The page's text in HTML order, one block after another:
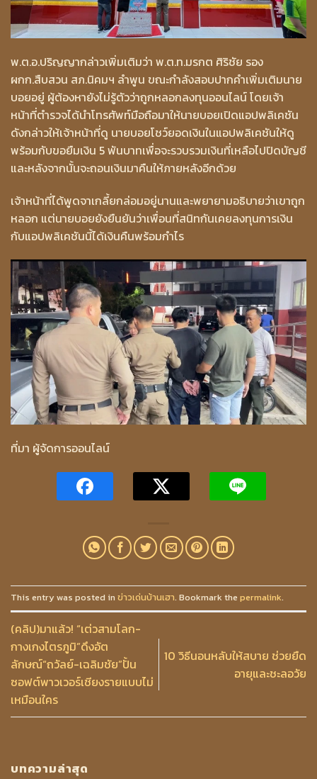
พ.ต.อ.ปริญญากล่าวเพิ่มเติมว่า พ.ต.ท.มรกต ศิริชัย รอง
ผกก.สืบสวน สภ.นิคมฯ ลำพูน ขณะกำลังสอบปากคำเพิ่มเติมนาย
บอยอยู่ ผู้ต้องหายังไม่รู้ตัวว่าถูกหลอกลงทุนออนไลน์ โดยเจ้า
หน้าที่ตำรวจได้นำโทรศัพท์มือถือมาให้นายบอยเปิดแอปพลิเคชัน
ดังกล่าวให้เจ้าหน้าที่ดู นายบอยโชว์ยอดเงินในแอปพลิเคชันให้ดู
พร้อมกับขอยืมเงิน 5 พันบาทเพื่อจะรวบรวมเงินที่เหลือไปปิดบัญชี
และหลังจากนั้นจะถอนเงินมาคืนให้ภายหลังอีกด้วย
เจ้าหน้าที่ได้พูดจาเกลี้ยกล่อมอยู่นานและพยายามอธิบายว่าเขาถูก
หลอก แต่นายบอยยังยืนยันว่าเพื่อนที่สนิทกันเคยลงทุนการเงิน
กับแอปพลิเคชันนี้ได้เงินคืนพร้อมกำไร
ที่มา ผู้จัดการออนไลน์
This entry was posted in ข่าวเด่นบ้านเฮา. Bookmark the permalink.
(คลิป)มาแล้ว! “เต่วสามโลก-
กางเกงไตรภูมิ”ดึงอัต
ลักษณ์“ถวัลย์-เฉลิมชัย”ปั้น
ซอฟต์พาวเวอร์เชียงรายแบบไม่
เหมือนใคร
10 วิธีนอนหลับให้สบาย ช่วยยืด
อายุและชะลอวัย
บทความล่าสุด